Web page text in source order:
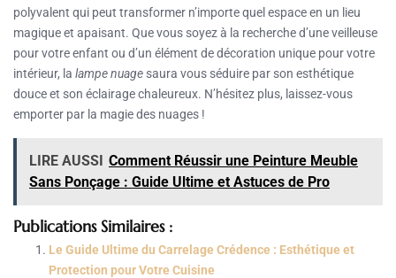
polyvalent qui peut transformer n’importe quel espace en un lieu
magique et apaisant. Que vous soyez à la recherche d’une veilleuse
pour votre enfant ou d’un élément de décoration unique pour votre
intérieur, la lampe nuage saura vous séduire par son esthétique
douce et son éclairage chaleureux. N’hésitez plus, laissez-vous
emporter par la magie des nuages !
LIRE AUSSI Comment Réussir une Peinture Meuble
Sans Ponçage : Guide Ultime et Astuces de Pro
Publications Similaires :
Le Guide Ultime du Carrelage Crédence : Esthétique et
Protection pour Votre Cuisine